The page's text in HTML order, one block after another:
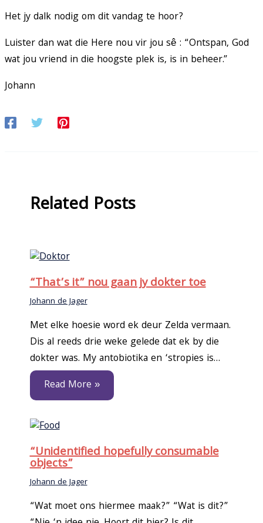
Het jy dalk nodig om dit vandag te hoor?
Luister dan wat die Here nou vir jou sê : “Ontspan, God
wat jou vriend in die hoogste plek is, is in beheer.”
Johann
Related Posts
“That’s it” nou gaan jy dokter toe
Johann de Jager
Met elke hoesie word ek deur Zelda vermaan.
Dis al reeds drie weke gelede dat ek by die
dokter was. My antobiotika en ‘stropies is…
Read More »
“Unidentified hopefully consumable
objects”
Johann de Jager
“Wat moet ons hiermee maak?” “Wat is dit?”